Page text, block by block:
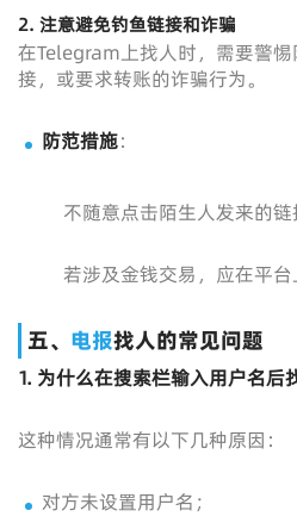
2. 注意避免钓鱼链接和诈骗
在Telegram上找人时，需要警
接，或要求转账的诈骗行为。
防范措施：
不随意点击陌生人发来的
若涉及金钱交易，应在平台
五、 电报找人的常见问题
1. 为什么在搜索栏输入用户名后
这种情况通常有以下几种原因：
对方未设置用户名；